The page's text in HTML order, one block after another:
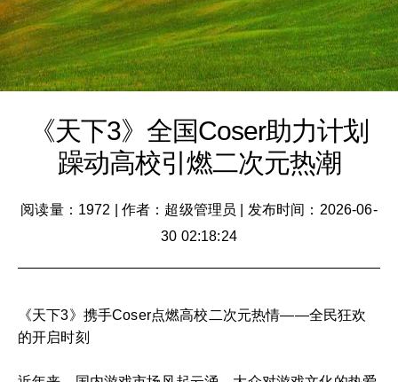
《天下3》全国Coser助力计划
躁动高校引燃二次元热潮
阅读量：1972 作者：超级管理员
发布时间：2026-06-
30 02:18:24
《天下3》携手Coser点燃高校二次元热情——全民狂欢
的开启时刻